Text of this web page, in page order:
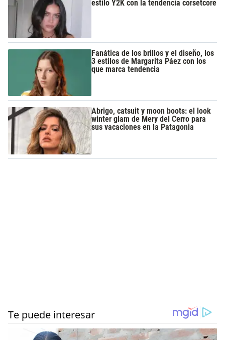
estilo Y2K con la tendencia corsetcore
Fanática de los brillos y el diseño, los
3 estilos de Margarita Páez con los
que marca tendencia
Abrigo, catsuit y moon boots: el look
winter glam de Mery del Cerro para
sus vacaciones en la Patagonia